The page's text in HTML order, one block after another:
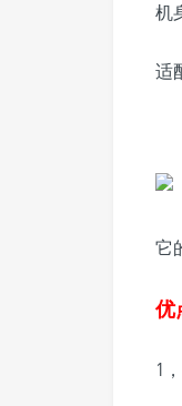
机
适
它
优
1